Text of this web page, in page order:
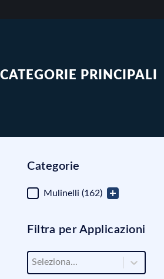
CATEGORIE PRINCIPALI
Categorie
Categorie
Mulinelli(162)
Filtra per Applicazioni
Filtra per Applicazioni
Filtra per Applicazioni